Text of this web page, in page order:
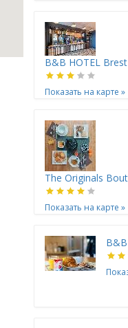
B&B HOTEL
Показать на карте »
The Originals
Показать на карте »